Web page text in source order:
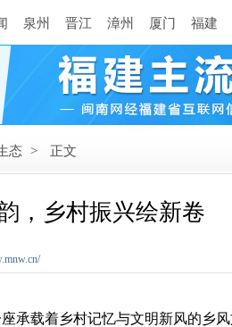
泉州 晋江 漳州 厦门 福建
态 > 正文
，乡村振兴绘新卷
承载着乡村记忆与文明新风的乡